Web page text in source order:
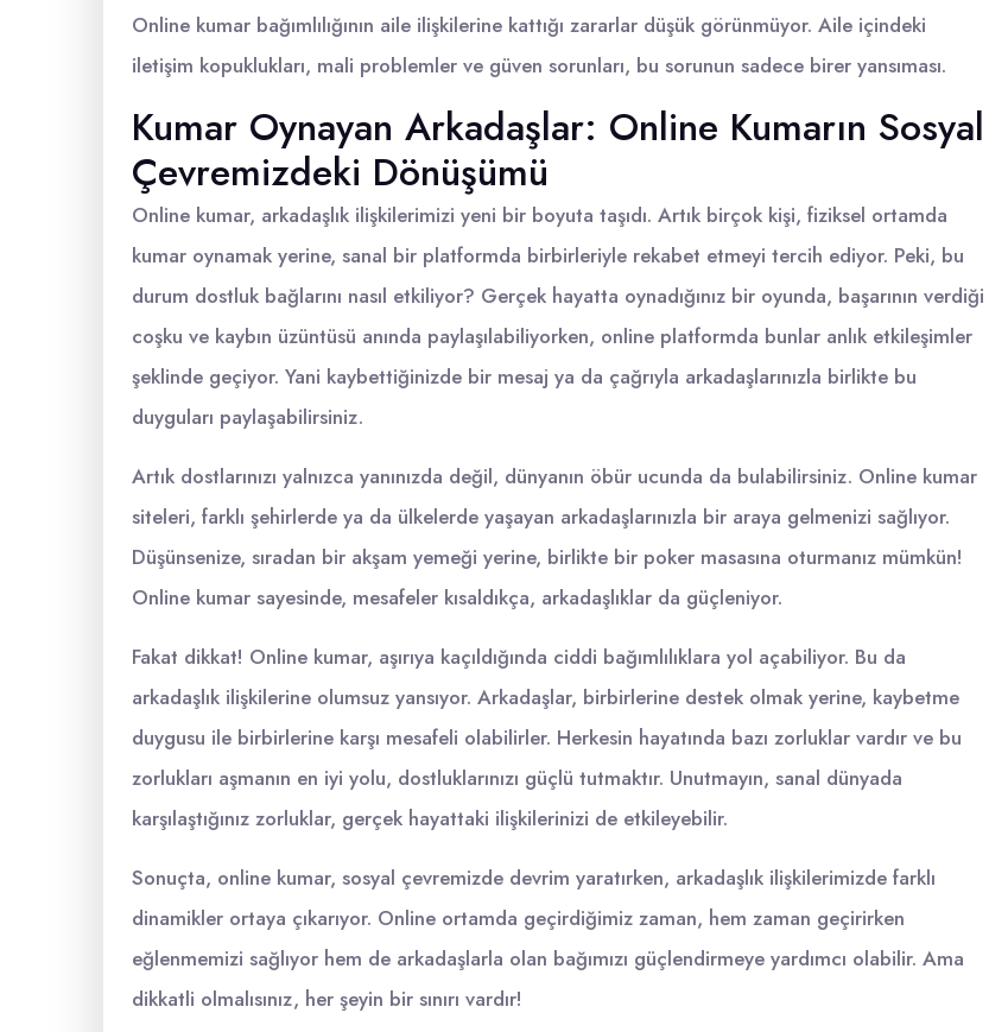
Online kumar bağımlılığının aile ilişkilerine kattığı zararlar düşük görünmüyor. Aile içindeki
iletişim kopuklukları, mali problemler ve güven sorunları, bu sorunun sadece birer yansıması.
Kumar Oynayan Arkadaşlar: Online Kumarın Sosyal
Çevremizdeki Dönüşümü
Online kumar, arkadaşlık ilişkilerimizi yeni bir boyuta taşıdı. Artık birçok kişi, fiziksel ortamda
kumar oynamak yerine, sanal bir platformda birbirleriyle rekabet etmeyi tercih ediyor. Peki, bu
durum dostluk bağlarını nasıl etkiliyor? Gerçek hayatta oynadığınız bir oyunda, başarının verdiği
coşku ve kaybın üzüntüsü anında paylaşılabiliyorken, online platformda bunlar anlık etkileşimler
şeklinde geçiyor. Yani kaybettiğinizde bir mesaj ya da çağrıyla arkadaşlarınızla birlikte bu
duyguları paylaşabilirsiniz.
Artık dostlarınızı yalnızca yanınızda değil, dünyanın öbür ucunda da bulabilirsiniz. Online kumar
siteleri, farklı şehirlerde ya da ülkelerde yaşayan arkadaşlarınızla bir araya gelmenizi sağlıyor.
Düşünsenize, sıradan bir akşam yemeği yerine, birlikte bir poker masasına oturmanız mümkün!
Online kumar sayesinde, mesafeler kısaldıkça, arkadaşlıklar da güçleniyor.
Fakat dikkat! Online kumar, aşırıya kaçıldığında ciddi bağımlılıklara yol açabiliyor. Bu da
arkadaşlık ilişkilerine olumsuz yansıyor. Arkadaşlar, birbirlerine destek olmak yerine, kaybetme
duygusu ile birbirlerine karşı mesafeli olabilirler. Herkesin hayatında bazı zorluklar vardır ve bu
zorlukları aşmanın en iyi yolu, dostluklarınızı güçlü tutmaktır. Unutmayın, sanal dünyada
karşılaştığınız zorluklar, gerçek hayattaki ilişkilerinizi de etkileyebilir.
Sonuçta, online kumar, sosyal çevremizde devrim yaratırken, arkadaşlık ilişkilerimizde farklı
dinamikler ortaya çıkarıyor. Online ortamda geçirdiğimiz zaman, hem zaman geçirirken
eğlenmemizi sağlıyor hem de arkadaşlarla olan bağımızı güçlendirmeye yardımcı olabilir. Ama
dikkatli olmalısınız, her şeyin bir sınırı vardır!